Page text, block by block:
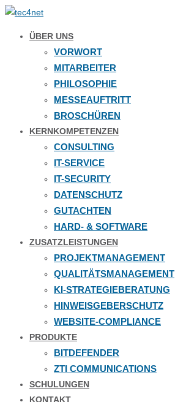
ÜBER UNS
VORWORT
MITARBEITER
PHILOSOPHIE
MESSEAUFTRITT
BROSCHÜREN
KERNKOMPETENZEN
CONSULTING
IT-SERVICE
IT-SECURITY
DATENSCHUTZ
GUTACHTEN
HARD- & SOFTWARE
ZUSATZLEISTUNGEN
PROJEKTMANAGEMENT
QUALITÄTSMANAGEMENT
KI-STRATEGIEBERATUNG
HINWEISGEBERSCHUTZ
WEBSITE-COMPLIANCE
PRODUKTE
BITDEFENDER
ZTI COMMUNICATIONS
SCHULUNGEN
KONTAKT